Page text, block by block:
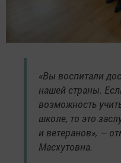
«Вы воспитали
нашей страны.
возможность
школе, то это
и ветеранов», —
Масхутовна.